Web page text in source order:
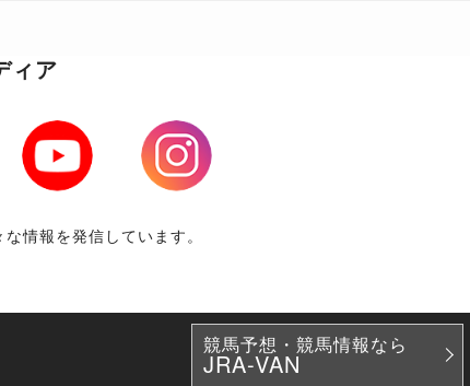
ィア
Youtube
Instagram
情報を発信しています。
競馬予想・競馬情報なら
JRA-VAN